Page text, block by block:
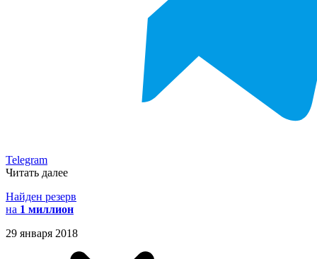
Telegram
Читать далее
Найден резерв
на 1 миллион
29 января 2018